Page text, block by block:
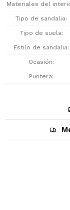
Materiales del
Tipo de sandalia
Tipo de suela
Estilo de sandalia
Ocasión
Puntera